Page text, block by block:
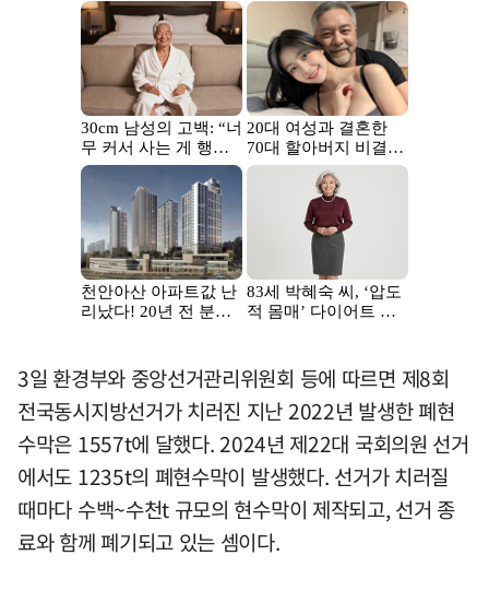
3일 환경부와 중앙선거관리위원회 등에 따르면 제8회
전국동시지방선거가 치러진 지난 2022년 발생한 폐현
수막은 1557t에 달했다. 2024년 제22대 국회의원 선거
에서도 1235t의 폐현수막이 발생했다. 선거가 치러질
때마다 수백~수천t 규모의 현수막이 제작되고, 선거 종
료와 함께 폐기되고 있는 셈이다.